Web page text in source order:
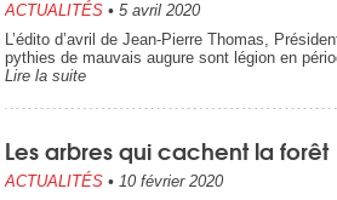
ACTUALITÉS • 5 avril 2020
L’édito d’avril de Jean-Pierre Thomas,
pythies de mauvais augure sont légion en
Lire la suite
Les arbres qui cachent la forêt
ACTUALITÉS • 10 février 2020